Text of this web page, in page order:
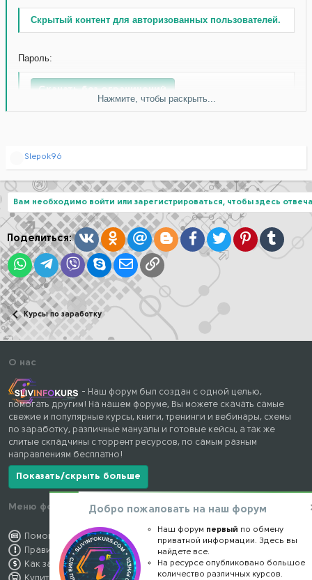
Скрытый контент для авторизованных пользователей.
Пароль:
Скачать без ограничений
Нажмите, чтобы раскрыть...
Р
ц
и
и
:
Slepok96
Вам необходимо войти или зарегистрироваться, чтобы здесь
Поделиться: ВконтактеОдноклассники
Mail.ruBloggerFacebook
TwitterPinterestTumblr
WhatsAppTelegram
Viber SkypeЭлектронная почта
Ссылка
Курсы по заработку
О нас
- Наш форум был создан с одной целью,
помогать другим! На нашем форуме, Вы можете скачать самые
свежие и популярные курсы, книги, тренинги и вебинары, схемы
по заработку, различные мануалы и готовые кейсы, а так же
слитые складчины с торрент ресурсов, по самым разным
направлениям бесплатно!
Показать/скрыть больше
Меню форума
Помощь по форуму
Правила форума
Как заработать
Наши контакты
kursstore@mail.ru
Обратная связь
Конфиденциальность
Добро пожаловать на наш форум
Наш форум первый по обмену
приватной информации. Здесь вы
найдете все.
На ресурсе опубликовано большое
количество различных курсов.